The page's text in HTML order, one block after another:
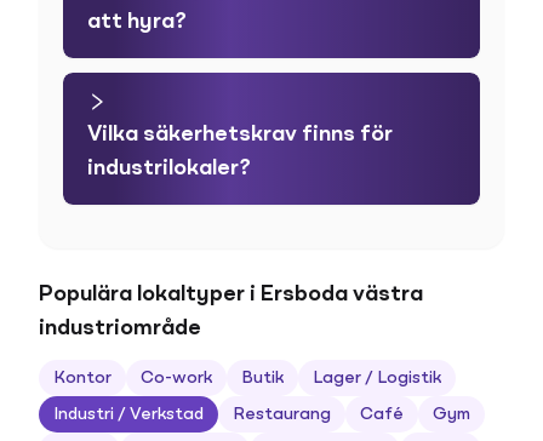
att hyra?
Vilka säkerhetskrav finns för
industrilokaler?
Populära lokaltyper i Ersboda västra
industriområde
Kontor Co-work Butik Lager / Logistik
Industri / Verkstad Restaurang Café Gym